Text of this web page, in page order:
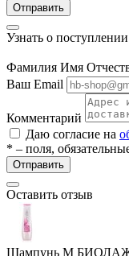
Отправить
Узнать о поступлении
Фамилия Имя
Ваш Email
Комментарий
Даю согласие на
* – поля,
Отправить
Оставить отзыв
Шампунь М БИОЛАЖ